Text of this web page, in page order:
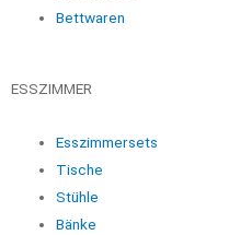
Bettwaren
ESSZIMMER
Esszimmersets
Tische
Stühle
Bänke